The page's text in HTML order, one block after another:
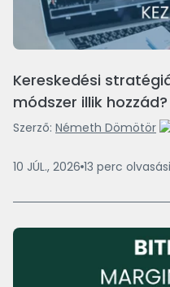
Kereskedési
módszer illik hozzád?
Szerző: Németh Dömötör
10 JÚL., 2026 13 perc